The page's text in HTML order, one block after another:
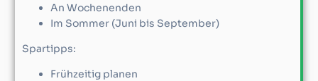
An Wochenenden
Im Sommer (Juni bis September)
Spartipps:
Frühzeitig planen